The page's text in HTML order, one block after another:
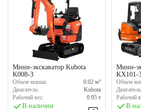
Мини-экскаватор Kubota
K008-3
Объем ковша: 0.02 м³
Двигатель:
Kubota
Рабочий вес:
0.95 т
В наличии
Мини-
KX101-
Объем
Рабочий
В